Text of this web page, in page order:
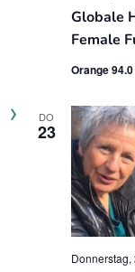
Globale
Female
Orange 94.0
DO
23
Donnerstag,